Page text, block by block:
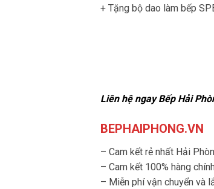
+ Tặng bộ dao làm bếp
Liên hệ ngay Bếp Hải
BEPHAIPHONG.VN
– Cam kết rẻ nhất Hải
– Cam kết 100% hàng
– Miễn phí vận chuyển và